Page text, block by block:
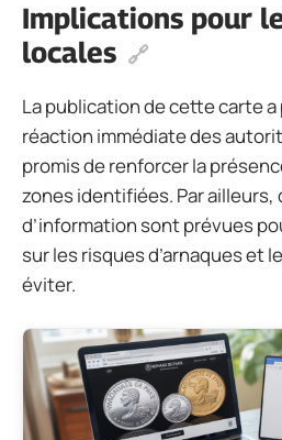
Implications pour
locales
La publication de cette carte
réaction immédiate des
promis de renforcer la
zones identifiées. Par ailleurs,
d’information sont prévues
sur les risques d’arnaques et
éviter.